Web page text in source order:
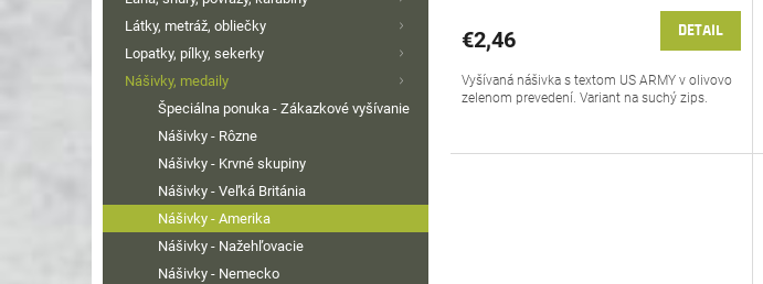
Látky, metráž, obliečky
Lopatky, pílky, sekerky
Nášivky, medaily
Špeciálna ponuka - Zákazkové vyšívanie
Nášivky - Rôzne
Nášivky - Krvné skupiny
Nášivky - Veľká Británia
Nášivky - Amerika
Nášivky - Nažehľovacie
Nášivky - Nemecko
€2,46 DETAIL
Vyšívaná nášivka s textom US ARMY v olivovo
zelenom prevedení. Variant na suchý zips.